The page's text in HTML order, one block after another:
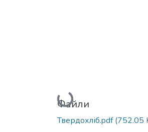
Вантажиться...
Файли
Твердохліб.pdf(752.05